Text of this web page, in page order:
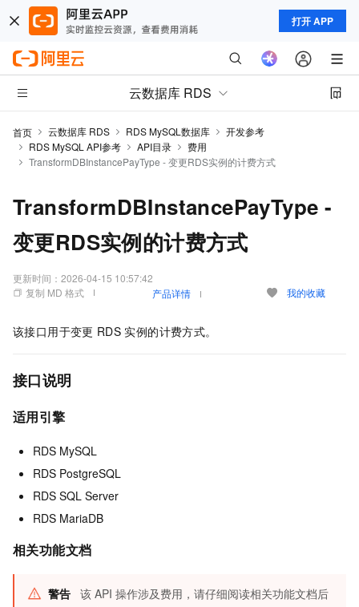
打开 APP
云数据库 RDS
首页 云数据库 RDS RDS MySQL数据库
开发参考
RDS MySQL API参考
API目录
费用
TransformDBInstancePayType - 变更RDS实例的计费方式
TransformDBInstancePayType -
变更RDS实例的计费方式
更新时间： 2026-04-15 10:57:42
复制 MD 格式
产品详情 我的收藏
该接口用于变更 RDS 实例的计费方式。
接口说明
适用引擎
RDS MySQL
RDS PostgreSQL
RDS SQL Server
RDS MariaDB
相关功能文档
警告 该 API 操作涉及费用，请仔细阅读相关功能文档后